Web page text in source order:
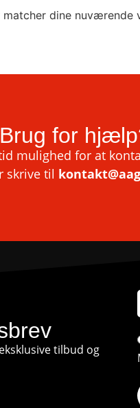
matcher dine nuværende
Brug for
mulighed for at
skrive til
tilbud og